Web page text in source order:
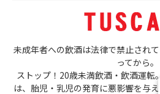
未成年者への飲酒は法律で禁止され
ってから。
ストップ！20歳未満飲酒・飲酒運転
は、胎児・乳児の発育に悪影響を与